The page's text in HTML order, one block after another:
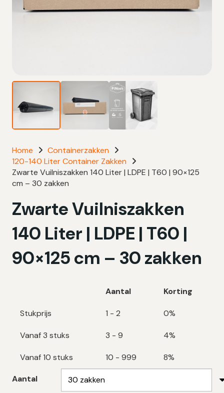
Home
Containerzakken
120-140 Liter Container Zakken
Zwarte Vuilniszakken 140 Liter | LDPE | T60 | 90×125
cm – 30 zakken
Zwarte Vuilniszakken
140 Liter | LDPE | T60 |
90×125 cm – 30 zakken
Aantal Korting
Stukprijs 1 - 2 0%
Vanaf 3 stuks 3 - 9 4%
Vanaf 10 stuks 10 - 999 8%
Aantal